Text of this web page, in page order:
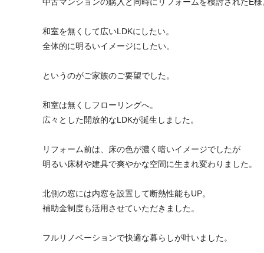
和室を無くして広いLDKにしたい。
全体的に明るいイメージにしたい。
というのがご家族のご要望でした。
和室は無くしフローリングへ。
広々とした開放的なLDKが誕生しました。
リフォーム前は、床の色が濃く暗いイメージでしたが
明るい床材や建具で爽やかな空間に生まれ変わりました。
北側の窓には内窓を設置して断熱性能もUP。
補助金制度も活用させていただきました。
フルリノベーションで快適な暮らしが叶いました。